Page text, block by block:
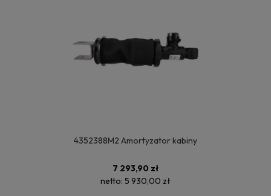
4352388M2 Amortyzator kabiny
7 293,90 zł
netto: 5 930,00 zł